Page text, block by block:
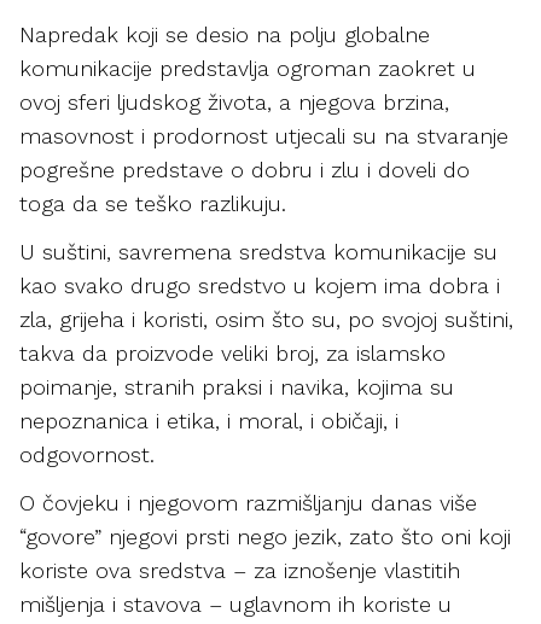
Napredak koji se desio na polju globalne
komunikacije predstavlja ogroman zaokret u
ovoj sferi ljudskog života, a njegova brzina,
masovnost i prodornost utjecali su na stvaranje
pogrešne predstave o dobru i zlu i doveli do
toga da se teško razlikuju.
U suštini, savremena sredstva komunikacije su
kao svako drugo sredstvo u kojem ima dobra i
zla, grijeha i koristi, osim što su, po svojoj suštini,
takva da proizvode veliki broj, za islamsko
poimanje, stranih praksi i navika, kojima su
nepoznanica i etika, i moral, i običaji, i
odgovornost.
O čovjeku i njegovom razmišljanju danas više
“govore” njegovi prsti nego jezik, zato što oni koji
koriste ova sredstva – za iznošenje vlastitih
mišljenja i stavova – uglavnom ih koriste u